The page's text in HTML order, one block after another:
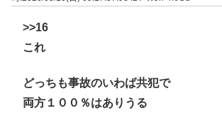
>>16
これ
どっちも事故のいわば共犯で
両方１００％はありうる